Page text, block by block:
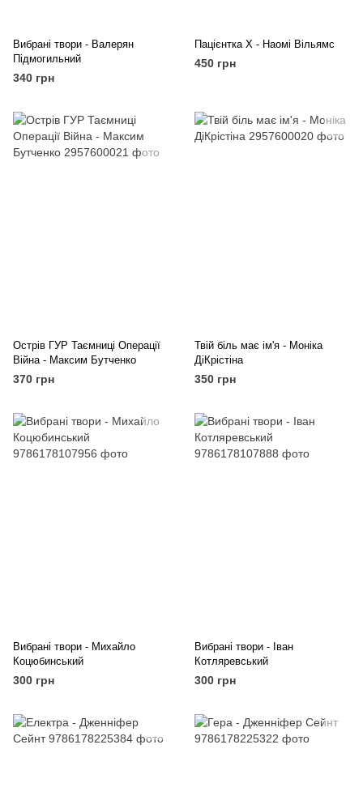
Вибрані твори - Валерян
Підмогильний
340 грн
Пацієнтка Х - Наомі Вільямс
450 грн
Острів ГУР Таємниці Операції
Війна - Максим Бутченко
370 грн
Твій біль має ім'я - Моніка
ДіКрістіна
350 грн
Вибрані твори - Михайло
Коцюбинський
300 грн
Вибрані твори - Іван
Котляревський
300 грн